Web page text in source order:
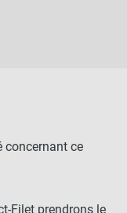
concernant ce
Filet prendrons le